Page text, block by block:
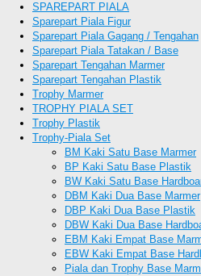
SPAREPART PIALA
Sparepart Piala Figur
Sparepart Piala Gagang / Tengahan
Sparepart Piala Tatakan / Base
Sparepart Tengahan Marmer
Sparepart Tengahan Plastik
Trophy Marmer
TROPHY PIALA SET
Trophy Plastik
Trophy-Piala Set
BM Kaki Satu Base Marmer
BP Kaki Satu Base Plastik
BW Kaki Satu Base
DBM Kaki Dua Base Marmer
DBP Kaki Dua Base Plastik
DBW Kaki Dua Base
EBM Kaki Empat Base
EBW Kaki Empat Base
Piala dan Trophy Base